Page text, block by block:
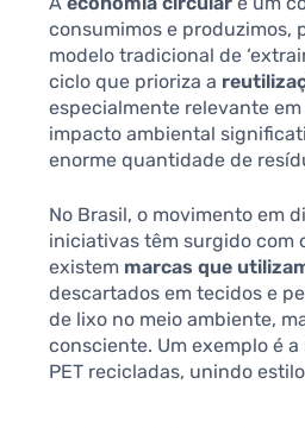
consumimos e produzimos,
modelo tradicional de
ciclo que prioriza a
especialmente relevante
impacto ambiental
enorme quantidade de
No Brasil, o movimento em
iniciativas têm surgido com
existem marcas que
descartados em tecidos e
de lixo no meio ambiente,
consciente. Um exemplo é a
PET recicladas, unindo